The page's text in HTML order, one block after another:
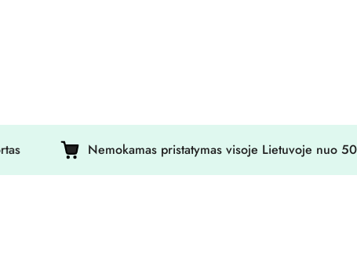
Nemokamas pristatymas visoje Lietuvoje nuo 50€ !